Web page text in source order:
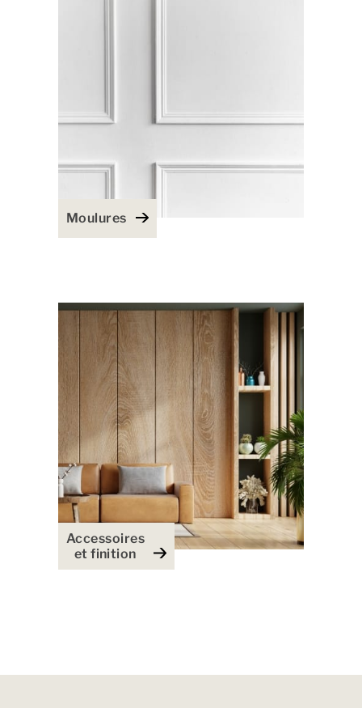
Moulures
Accessoires
et finition